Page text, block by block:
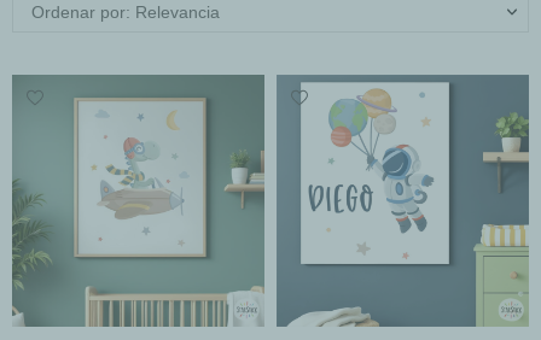
Ordenar por: Relevancia